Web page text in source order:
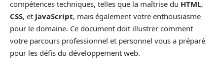
compétences techniques, telles que la maîtrise du HTML,
CSS, et JavaScript, mais également votre enthousiasme
pour le domaine. Ce document doit illustrer comment
votre parcours professionnel et personnel vous a préparé
pour les défis du développement web.